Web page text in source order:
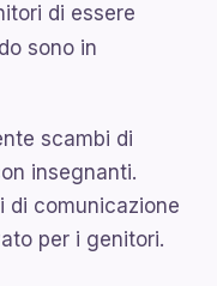
di essere
sono in
scambi di
insegnanti.
di comunicazione
per i genitori.